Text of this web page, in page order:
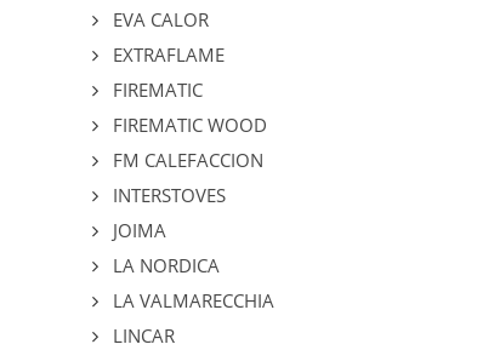
EVA CALOR
EXTRAFLAME
FIREMATIC
FIREMATIC WOOD
FM CALEFACCION
INTERSTOVES
JOIMA
LA NORDICA
LA VALMARECCHIA
LINCAR